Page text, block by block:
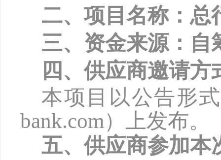
二、项目名称： 总
三、资金来源：自
四、供应商邀请方
本项目以公告形
bank.com）上发布。
五、供应商参加本